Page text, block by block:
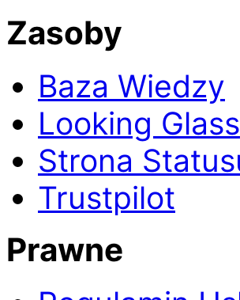
Zasoby
Baza Wiedzy
Looking Glass
Strona
Trustpilot
Prawne